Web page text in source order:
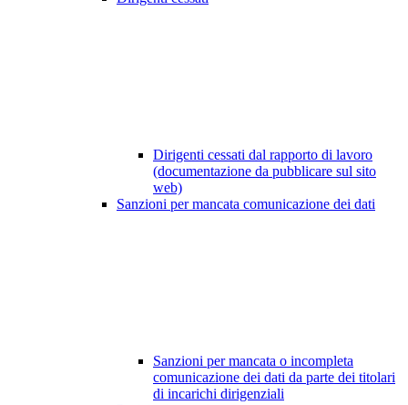
Dirigenti cessati dal rapporto di lavoro
(documentazione da pubblicare sul sito
web)
Sanzioni per mancata comunicazione dei dati
Sanzioni per mancata o incompleta
comunicazione dei dati da parte dei titolari
di incarichi dirigenziali